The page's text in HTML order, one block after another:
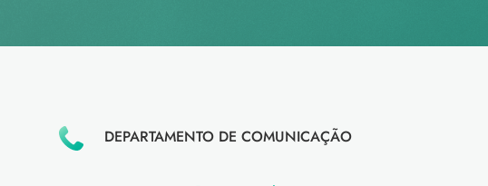
DEPARTAMENTO DE COMUNICAÇÃO